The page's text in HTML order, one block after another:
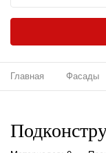
Главная Фасады